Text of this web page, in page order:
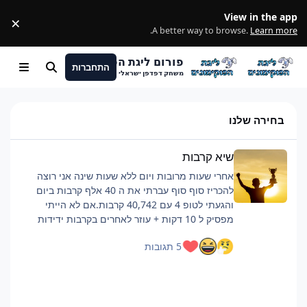
View in the app
A better way to browse. Learn more
.
×
פורום ליגת הפוקימונים
משחק דפדפן ישראלי
התחברות חיפוש Menu
בחירה שלנו
שיא קרבות
אחרי שעות מרובות ויום ללא שעות שינה אני רוצה
להכריז סוף סוף עברתי את ה 40 אלף קרבות ביום
והגעתי לטופ 4 עם 40,742 קרבות.אם לא הייתי
מפסיק ל 10 דקות + עוזר לאחרים בקרבות ידידות
שזה היה קשה וגמר לי את החיים, אבל אם אתם כבר
5 תגובות